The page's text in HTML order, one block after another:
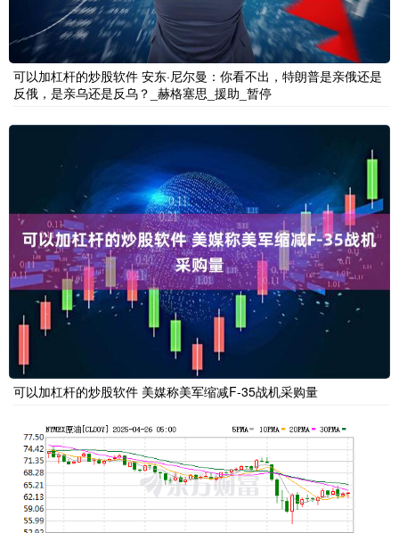
可以加杠杆的炒股软件 安东·尼尔曼：你看不出，特朗普是亲俄还是
反俄，是亲乌还是反乌？_赫格塞思_援助_暂停
可以加杠杆的炒股软件 美媒称美军缩减F-35战机采购量